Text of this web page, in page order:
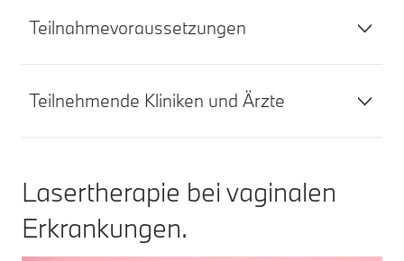
Teilnahmevoraussetzungen
Teilnehmende Kliniken und Ärzte
Lasertherapie bei vaginalen
Erkrankungen.